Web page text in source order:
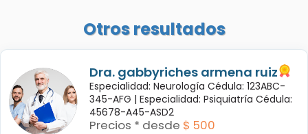
Otros resultados
Dra. gabbyriches armena ruiz
Especialidad: Neurología Cédula: 123ABC-
345-AFG | Especialidad: Psiquiatría Cédula:
45678-A45-ASD2
Precios * desde $ 500